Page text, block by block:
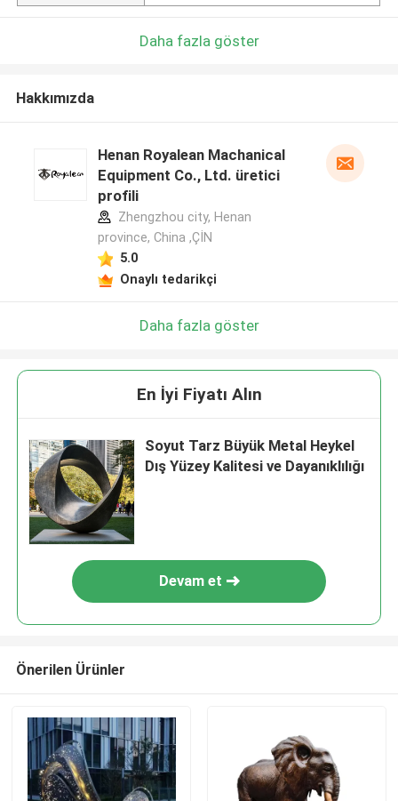
Daha fazla göster
Hakkımızda
Henan Royalean Machanical
Equipment Co., Ltd. üretici
profili
Zhengzhou city, Henan
province, China ,ÇİN
5.0
Onaylı tedarikçi
Daha fazla göster
En İyi Fiyatı Alın
Soyut Tarz Büyük Metal Heykel
Dış Yüzey Kalitesi ve Dayanıklılığı
Devam et
Önerilen Ürünler